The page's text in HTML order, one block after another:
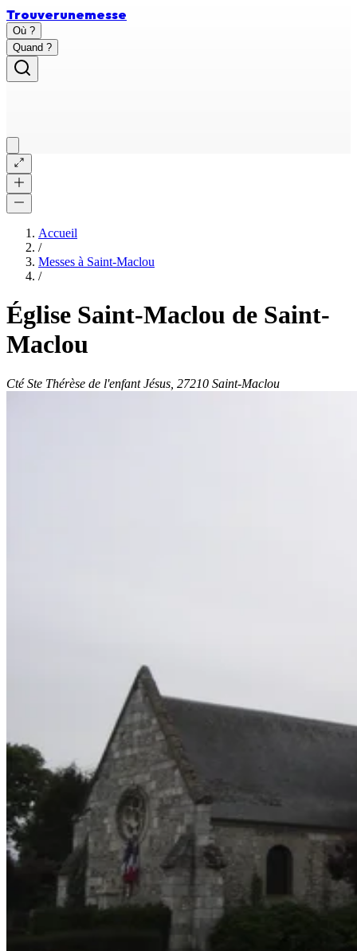
Trouverunemesse
Où ?
Quand ?
Accueil
/
Messes à Saint-Maclou
/
Église Saint-Maclou de Saint-
Maclou
Cté Ste Thérèse de l'enfant Jésus, 27210 Saint-Maclou